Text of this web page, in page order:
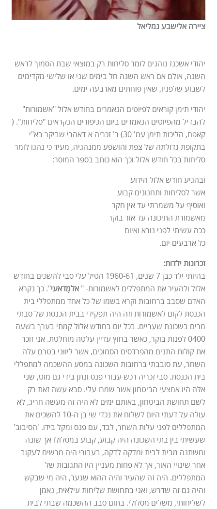
ציירה אלישבע גמליאל
יהודי אשכנז נוהגים לומר סליחות רק במוצאי שבת הסמוך לראש
השנה, אולם אם ראש השנה חל בימים שני או שלישי מקדימים
לשבוע שלפניו, שאין פוחתים מארבעה ימים.
יהודי תימן קוראים לפיוטים הנאמרים בחודש אלול "אשמורות"
להבדיל מהפיוטים הנאמרים ביום הכיפורים הנקראים "סליחות". (
קאפח, הליכות תימן עמ' 30) ר' זכריה א-דאהרי שביקר בא"י
בתקופת גדולתה של צפת והושפע ממנהגיה, מעיד כי נהגו לומר
סליחות בכל חודש אלול וכך הוא כותב בספר המוסר:
ובהגיע חודש אלול הידוע
אשר לסליחות ותחנונים קבוע
ואוסיף על משמרתי עד אין חקר
מאשמורת התיכונה עד אור בוקר
ככה עשיתי לפני נורא ואיום
כל ארבעים יום.
זכרונות ילדות:
בהיותי ילד כבן 7 שנים, 1960-61 הטיל עלי סבי להשכים בחודש
אלול ולהעיר את המתפללים לאשמורות- " אלמֻדאעי". כך נקרא
האדם שסבב ברחובות וקרא בשמו של כל אחד ממתפללי בית
הכנסת לקום לאשמורות וזה היה תפקידי בבית הכנסת של סבתי
מרים בשכונת שעריים. בכל יום בחודש אלול קמתי בערך בשעה
0400 לפנות בוקר, כאשר בחוץ עדיין עלטה מוחלטת. אני זוכר
את קולות התנים מהפרדסים הסמוכים, אשר ליווּני בטרם עלה
השחר, עת סובבתי ברחובות השכונה במסע ההשכמה למתפללי
בית הכנסת. סבי זכריה רכש עבורי פנס ונתן בידי גם מוט, שני
אלה היו אמצעי הביטחון אשר שמרו עלי. סבא עשה זאת רק
לשם תחושת הביטחון, באותם ימים לא היה זה מעשה חריג, לא
עולה על דעתי היום לשלוח את נכדי שי בן ה-10 להשכים את
המתפללים לפני עלות השחר, לבד, עם פנס ומקל בידו. 'הסיבוב'
שעשיתי בין בתי השכונה היה קבוע, קבוע במסלולו אך שונה
ומשתנה מבית לבית ומדקה לדקה, בעבורי היה מרשים לעקוב
אחר שינויי האור, אך לא פחות מעניין היו התגובות של
המתפללים. היה זה שהעיר והיה ההוא שגער, היה מי שבקש
והיה גם זה שדרש, ואני בתחושת שליחות עילאית, נאמן
לשליחותי, משלים מסלולי. בתום סבב ההשכמה שבתי לבית